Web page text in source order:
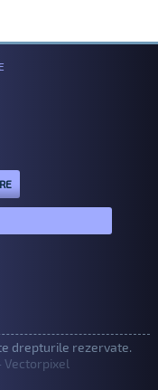
.
drepturile rezervate.
Vectorpixel